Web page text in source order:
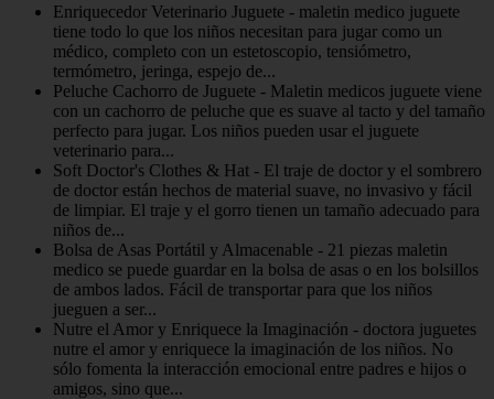
Enriquecedor Veterinario Juguete - maletin medico juguete
tiene todo lo que los niños necesitan para jugar como un
médico, completo con un estetoscopio, tensiómetro,
termómetro, jeringa, espejo de...
Peluche Cachorro de Juguete - Maletin medicos juguete viene
con un cachorro de peluche que es suave al tacto y del tamaño
perfecto para jugar. Los niños pueden usar el juguete
veterinario para...
Soft Doctor's Clothes & Hat - El traje de doctor y el sombrero
de doctor están hechos de material suave, no invasivo y fácil
de limpiar. El traje y el gorro tienen un tamaño adecuado para
niños de...
Bolsa de Asas Portátil y Almacenable - 21 piezas maletin
medico se puede guardar en la bolsa de asas o en los bolsillos
de ambos lados. Fácil de transportar para que los niños
jueguen a ser...
Nutre el Amor y Enriquece la Imaginación - doctora juguetes
nutre el amor y enriquece la imaginación de los niños. No
sólo fomenta la interacción emocional entre padres e hijos o
amigos, sino que...